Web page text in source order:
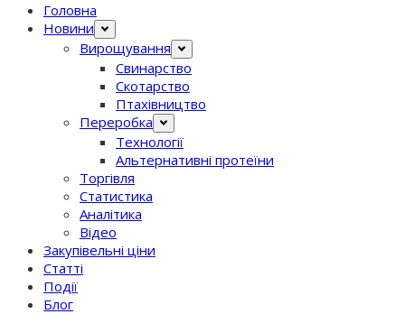
Головна
Новини
Вирощування
Свинарство
Скотарство
Птахівництво
Переробка
Технології
Альтернативні протеїни
Торгівля
Статистика
Аналітика
Відео
Закупівельні ціни
Статті
Події
Блог